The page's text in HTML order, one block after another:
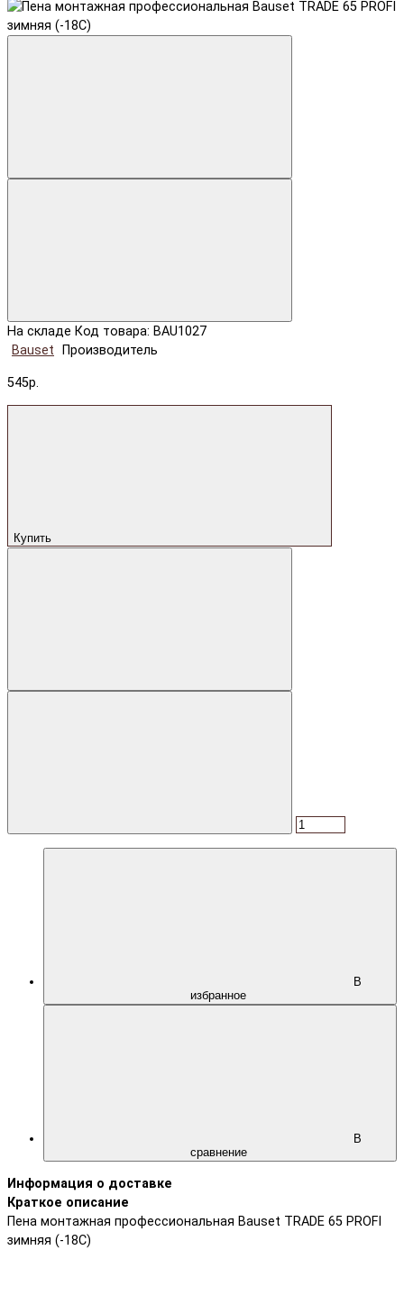
На складе Код товара: BAU1027
Bauset
Производитель
545р.
Купить
В
избранное
В
сравнение
Информация о доставке
Краткое описание
Пена монтажная профессиональная Bauset TRADE 65 PROFI
зимняя (-18C)